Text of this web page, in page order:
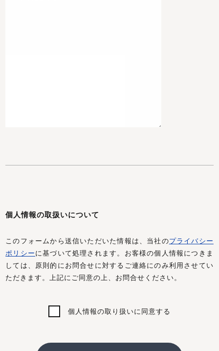
個人情報の取扱いについて
このフォームから送信いただいた情報は、当社のプライバシー
ポリシーに基づいて処理されます。お客様の個人情報につきま
しては、原則的にお問合せに対するご連絡にのみ利用させてい
ただきます。上記にご同意の上、お問合せください。
個人情報の取り扱いに同意する